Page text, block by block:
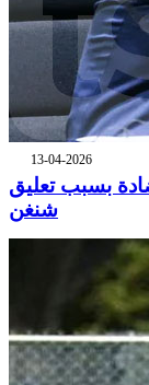
13-04-2026
بسبب تعليق
شنغن